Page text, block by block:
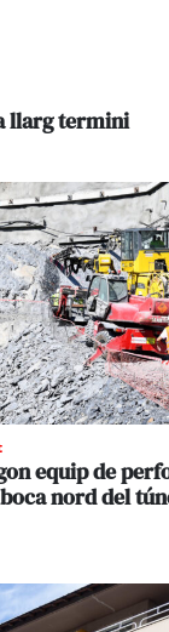
llarg termini
equip de
nord del